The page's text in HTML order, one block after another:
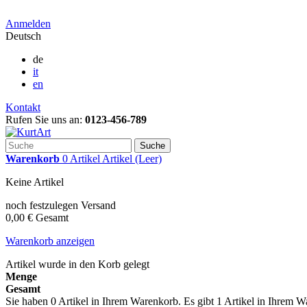
Anmelden
Deutsch
de
it
en
Kontakt
Rufen Sie uns an: 0123-456-789
Suche
Warenkorb 0 Artikel Artikel (Leer)
Keine Artikel
noch festzulegen Versand
0,00 € Gesamt
Warenkorb anzeigen
Artikel wurde in den Korb gelegt
Menge
Gesamt
Sie haben 0 Artikel in Ihrem Warenkorb. Es gibt 1 Artikel in Ihrem